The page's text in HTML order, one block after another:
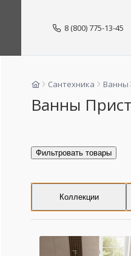
8 (800) 775-13-45
Сантехника Ванны
Ванны
Фильтровать товары
Коллекции